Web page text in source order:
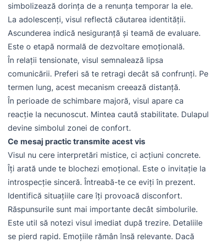
simbolizează dorința de a renunța temporar la ele.
La adolescenți, visul reflectă căutarea identității.
Ascunderea indică nesiguranță și teamă de evaluare.
Este o etapă normală de dezvoltare emoțională.
În relații tensionate, visul semnalează lipsa
comunicării. Preferi să te retragi decât să confrunți. Pe
termen lung, acest mecanism creează distanță.
În perioade de schimbare majoră, visul apare ca
reacție la necunoscut. Mintea caută stabilitate. Dulapul
devine simbolul zonei de confort.
Ce mesaj practic transmite acest vis
Visul nu cere interpretări mistice, ci acțiuni concrete.
Îți arată unde te blochezi emoțional. Este o invitație la
introspecție sinceră. Întreabă-te ce eviți în prezent.
Identifică situațiile care îți provoacă disconfort.
Răspunsurile sunt mai importante decât simbolurile.
Este util să notezi visul imediat după trezire. Detaliile
se pierd rapid. Emoțiile rămân însă relevante. Dacă